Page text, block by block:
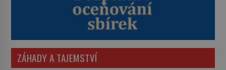
ZÁHADY A TAJEMSTVÍ